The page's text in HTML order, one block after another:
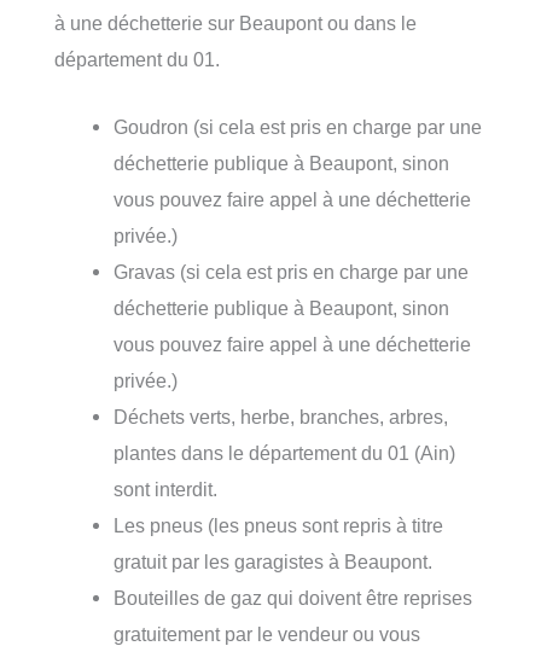
à une déchetterie sur Beaupont ou dans le
département du 01.
Goudron (si cela est pris en charge par une
déchetterie publique à Beaupont, sinon
vous pouvez faire appel à une déchetterie
privée.)
Gravas (si cela est pris en charge par une
déchetterie publique à Beaupont, sinon
vous pouvez faire appel à une déchetterie
privée.)
Déchets verts, herbe, branches, arbres,
plantes dans le département du 01 (Ain)
sont interdit.
Les pneus (les pneus sont repris à titre
gratuit par les garagistes à Beaupont.
Bouteilles de gaz qui doivent être reprises
gratuitement par le vendeur ou vous